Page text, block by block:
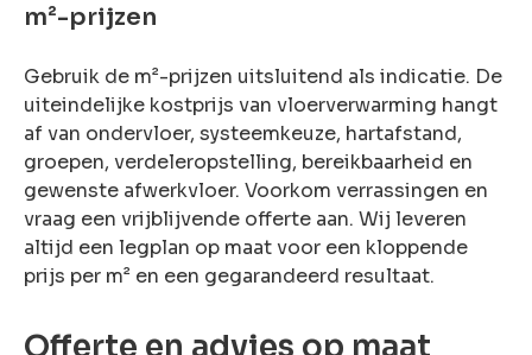
m²-prijzen
Gebruik de m²-prijzen uitsluitend als indicatie. De
uiteindelijke kostprijs van vloerverwarming hangt
af van ondervloer, systeemkeuze, hartafstand,
groepen, verdeleropstelling, bereikbaarheid en
gewenste afwerkvloer. Voorkom verrassingen en
vraag een vrijblijvende offerte aan. Wij leveren
altijd een legplan op maat voor een kloppende
prijs per m² en een gegarandeerd resultaat.